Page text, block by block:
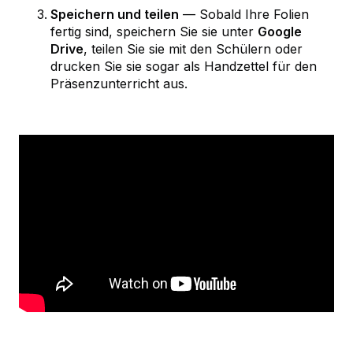
Speichern und teilen — Sobald Ihre Folien
fertig sind, speichern Sie sie unter Google
Drive, teilen Sie sie mit den Schülern oder
drucken Sie sie sogar als Handzettel für den
Präsenzunterricht aus.